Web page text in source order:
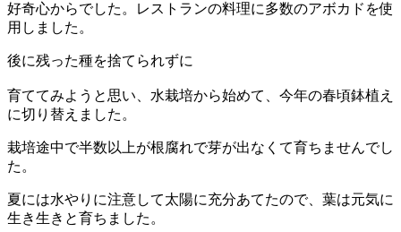
好奇心からでした。レストランの料理に多数のアボカドを使
用しました。
後に残った種を捨てられずに
育ててみようと思い、水栽培から始めて、今年の春頃鉢植え
に切り替えました。
栽培途中で半数以上が根腐れで芽が出なくて育ちませんでし
た。
夏には水やりに注意して太陽に充分あてたので、葉は元気に
生き生きと育ちました。